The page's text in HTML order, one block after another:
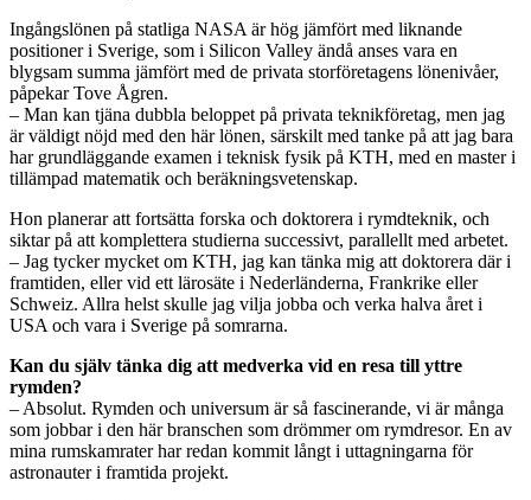
Ingångslönen på statliga NASA är hög jämfört med liknande
positioner i Sverige, som i Silicon Valley ändå anses vara en
blygsam summa jämfört med de privata storföretagens lönenivåer,
påpekar Tove Ågren.
– Man kan tjäna dubbla beloppet på privata teknikföretag, men jag
är väldigt nöjd med den här lönen, särskilt med tanke på att jag bara
har grundläggande examen i teknisk fysik på KTH, med en master i
tillämpad matematik och beräkningsvetenskap.
Hon planerar att fortsätta forska och doktorera i rymdteknik, och
siktar på att komplettera studierna successivt, parallellt med arbetet.
– Jag tycker mycket om KTH, jag kan tänka mig att doktorera där i
framtiden, eller vid ett lärosäte i Nederländerna, Frankrike eller
Schweiz. Allra helst skulle jag vilja jobba och verka halva året i
USA och vara i Sverige på somrarna.
Kan du själv tänka dig att medverka vid en resa till yttre
rymden?
– Absolut. Rymden och universum är så fascinerande, vi är många
som jobbar i den här branschen som drömmer om rymdresor. En av
mina rumskamrater har redan kommit långt i uttagningarna för
astronauter i framtida projekt.